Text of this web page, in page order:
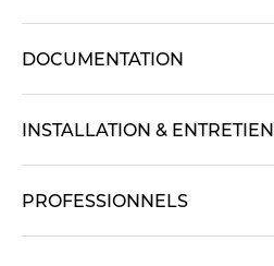
DOCUMENTATION
INSTALLATION & ENTRETIEN
PROFESSIONNELS